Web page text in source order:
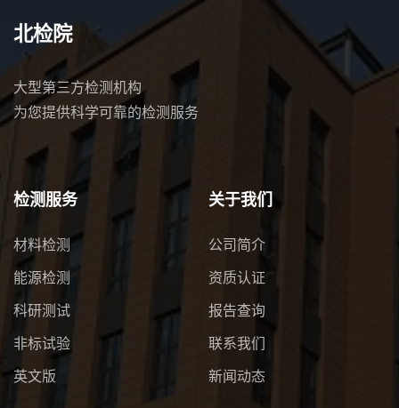
北检院
大型第三方检测机构
为您提供科学可靠的检测服务
检测服务
材料检测
能源检测
科研测试
非标试验
英文版
关于我们
公司简介
资质认证
报告查询
联系我们
新闻动态